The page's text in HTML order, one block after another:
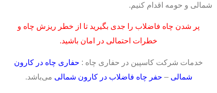
شمالی و حومه اقدام کنیم.
پر شدن چاه فاضلاب را جدی بگیرید تا از خطر ریزش چاه و
خطرات احتمالی در امان باشید.
خدمات شرکت کاسپین در حفاری چاه : حفاری چاه در کارون
شمالی – حفر چاه فاضلاب در کارون شمالی می‌باشد.